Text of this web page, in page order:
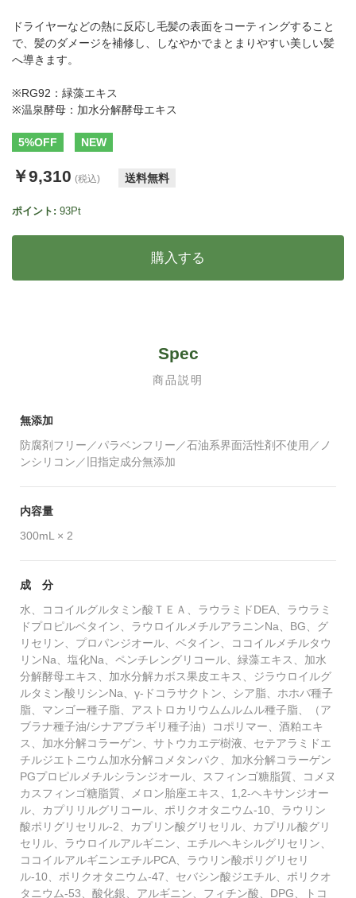
ドライヤーなどの熱に反応し毛髪の表面をコーティングすること
で、髪のダメージを補修し、しなやかでまとまりやすい美しい髪
へ導きます。
※RG92：緑藻エキス
※温泉酵母：加水分解酵母エキス
5%OFF NEW
￥9,310 (税込) 送料無料
ポイント: 93Pt
購入する
Spec
商品説明
無添加
防腐剤フリー／パラベンフリー／石油系界面活性剤不使用／ノ
ンシリコン／旧指定成分無添加
内容量
300mL × 2
成 分
水、ココイルグルタミン酸ＴＥＡ、ラウラミドDEA、ラウラミ
ドプロピルベタイン、ラウロイルメチルアラニンNa、BG、グ
リセリン、プロパンジオール、ベタイン、ココイルメチルタウ
リンNa、塩化Na、ペンチレングリコール、緑藻エキス、加水
分解酵母エキス、加水分解カボス果皮エキス、ジラウロイルグ
ルタミン酸リシンNa、γ-ドコラサクトン、シア脂、ホホバ種子
脂、マンゴー種子脂、アストロカリウムムルムル種子脂、（ア
ブラナ種子油/シナアブラギリ種子油）コポリマー、酒粕エキ
ス、加水分解コラーゲン、サトウカエデ樹液、セテアラミドエ
チルジエトニウム加水分解コメタンパク、加水分解コラーゲン
PGプロピルメチルシランジオール、スフィンゴ糖脂質、コメヌ
カスフィンゴ糖脂質、メロン胎座エキス、1,2-ヘキサンジオー
ル、カプリリルグリコール、ポリクオタニウム-10、ラウリン
酸ポリグリセリル-2、カプリン酸グリセリル、カプリル酸グリ
セリル、ラウロイルアルギニン、エチルヘキシルグリセリン、
ココイルアルギニンエチルPCA、ラウリン酸ポリグリセリ
ル-10、ポリクオタニウム-47、セバシン酸ジエチル、ポリクオ
タニウム-53、酸化銀、アルギニン、フィチン酸、DPG、トコ